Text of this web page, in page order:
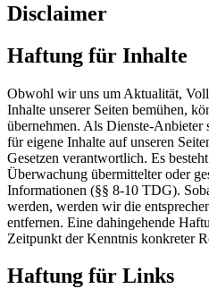
Disclaimer
Haftung für Inhalte
Obwohl wir uns um Aktualität,
Inhalte unserer Seiten bemühen,
übernehmen. Als Dienste-
für eigene Inhalte auf unseren
Gesetzen verantwortlich. Es
Überwachung übermittelter oder
Informationen (§§ 8-10 TDG).
werden, werden wir die
entfernen. Eine dahingehende
Zeitpunkt der Kenntnis konkreter
Haftung für Links